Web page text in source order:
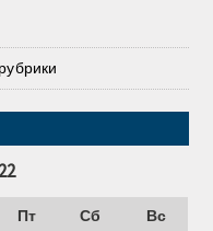
Пт Сб Вс